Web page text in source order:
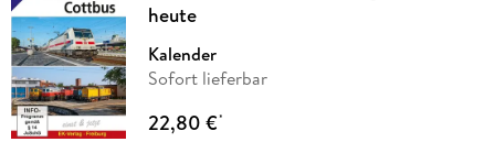
heute
Kalender
Sofort lieferbar
22,80 €*